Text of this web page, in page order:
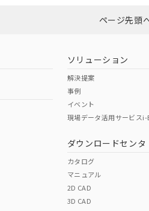
ダウンロードはこちらページ先頭
ソリューション
解決提案
事例
イベント
現場データ活用サービスi-
ダウンロードセンタ
カタログ
マニュアル
2D CAD
3D CAD